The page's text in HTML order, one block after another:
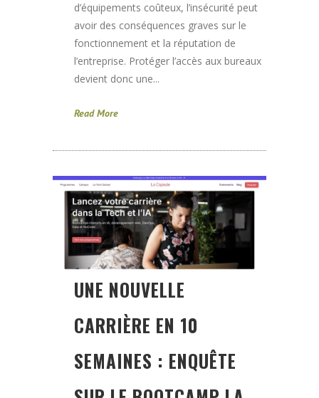
d’équipements coûteux, l’insécurité peut
avoir des conséquences graves sur le
fonctionnement et la réputation de
l’entreprise. Protéger l’accès aux bureaux
devient donc une...
Read More
UNE NOUVELLE
CARRIÈRE EN 10
SEMAINES : ENQUÊTE